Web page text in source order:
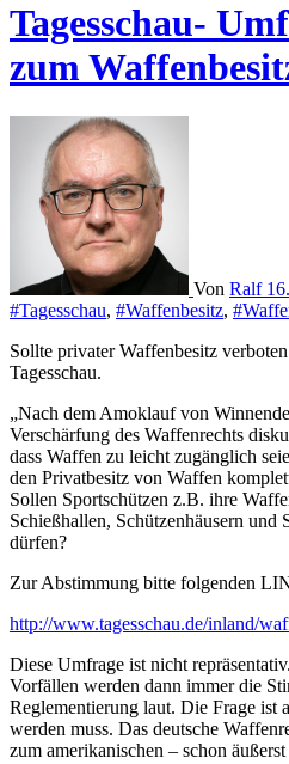
Tagesschau-
zum
Von Ralf
#Tagesschau, #Waffenbesitz,
Sollte privater Waffenbesitz verboten werden? Diese Frage stellt die
Tagesschau.
„Nach dem Amoklauf von
Verschärfung des Waffenrechts
dass Waffen zu leicht zugänglich
den Privatbesitz von Waffen
Sollen Sportschützen z.B. ihre
Schießhallen, Schützenhäusern und
dürfen?
Zur Abstimmung bitte folgenden
http://www.tagesschau.de/inland/
Diese Umfrage ist nicht
Vorfällen werden dann immer die
Reglementierung laut. Die Frage ist
werden muss. Das deutsche
zum amerikanischen – schon